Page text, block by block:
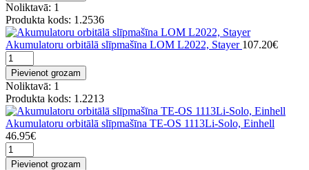
Noliktavā: 1
Produkta kods: 1.2536
Akumulatoru orbitālā slīpmašīna LOM L2022, Stayer 107.20€
Pievienot grozam
Noliktavā: 1
Produkta kods: 1.2213
Akumulatoru orbitālā slīpmašīna TE-OS 1113Li-Solo, Einhell
46.95€
Pievienot grozam